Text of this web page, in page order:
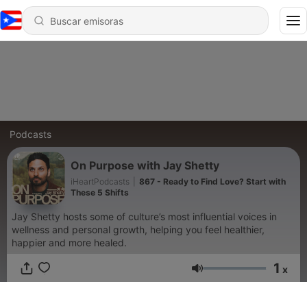
Podcasts
On Purpose with Jay Shetty
iHeartPodcasts
867 - Ready to Find Love? Start with
These 5 Shifts
Jay Shetty hosts some of culture’s most influential voices in
wellness and personal growth, helping you feel healthier,
happier and more healed.
Volumen 1 x